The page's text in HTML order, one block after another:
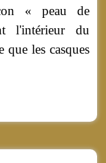
« peau de
l'intérieur du
les casques